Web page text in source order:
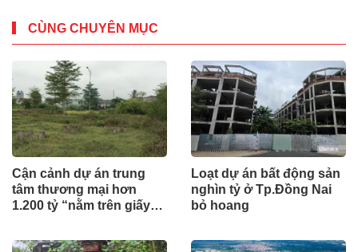
CÙNG CHUYÊN MỤC
Cận cảnh dự án trung
tâm thương mại hơn
1.200 tỷ “nằm trên giấy”
Loạt dự án bất động sản
nghìn tỷ ở Tp.Đồng Nai
bỏ hoang